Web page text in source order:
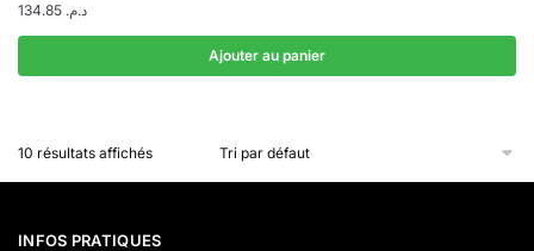
د.م.
Ajouter au panier
10 résultats affichés
INFOS PRATIQUES